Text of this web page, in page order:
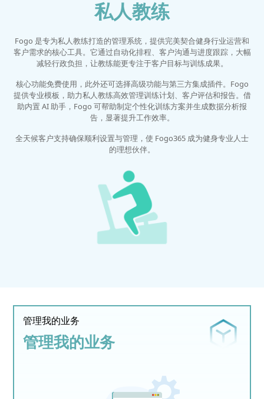
私人教练
Fogo 是专为私人教练打造的管理系统，提供完美契合健身行业运营和
客户需求的核心工具。它通过自动化排程、客户沟通与进度跟踪，大幅
减轻行政负担，让教练能更专注于客户目标与训练成果。
核心功能免费使用，此外还可选择高级功能与第三方集成插件。Fogo
提供专业模板，助力私人教练高效管理训练计划、客户评估和报告。借
助内置 AI 助手，Fogo 可帮助制定个性化训练方案并生成数据分析报
告，显著提升工作效率。
全天候客户支持确保顺利设置与管理，使 Fogo365 成为健身专业人士
的理想伙伴。
管理我的业务
管理我的业务